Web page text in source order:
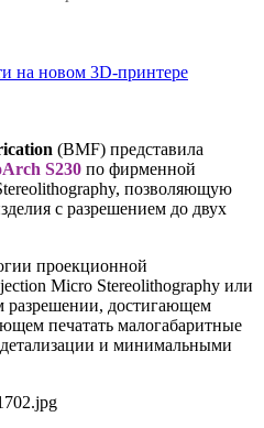
(BMF) представила
S230 по фирменной
позволяющую
с разрешением до двух
проекционной
Micro Stereolithography или
разрешении, достигающем
печатать малогабаритные
и минимальными